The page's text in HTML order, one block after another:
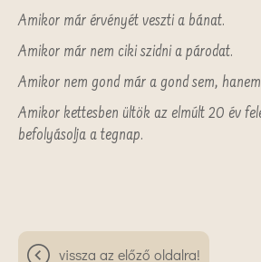
Amikor már érvényét veszti a bánat.
Amikor már nem ciki szidni a párodat.
Amikor nem gond már a gond sem,
Amikor kettesben ültök az elmúlt 20 év
befolyásolja a tegnap.
vissza az előző oldalra!